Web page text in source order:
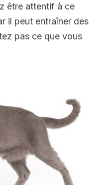
être attentif à ce
il peut entraîner des
pas ce que vous